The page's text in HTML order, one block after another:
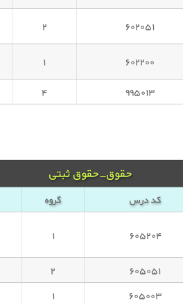
۶۰۲۰۵۱ ۲
۶۰۲۲۰۰ ۱
۹۹۵۰۱۳ ۴
حقوق-حقوق ثبتی
کد درس گروه
۶۰۵۲۰۴ ۱
۶۰۵۰۵۱ ۲
۶۰۵۰۰۳ ۱